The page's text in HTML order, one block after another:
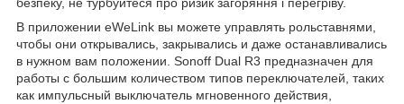
безпеку, не турбуйтеся про ризик загоряння і перегріву.
В приложении eWeLink вы можете управлять рольставнями,
чтобы они открывались, закрывались и даже останавливались
в нужном вам положении. Sonoff Dual R3 предназначен для
работы с большим количеством типов переключателей, таких
как импульсный выключатель мгновенного действия,